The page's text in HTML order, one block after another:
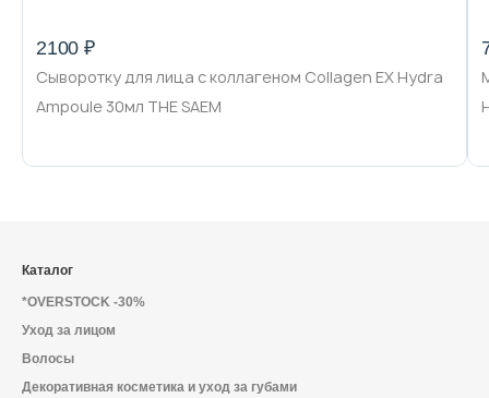
2100 ₽
Сыворотку для лица с коллагеном Collagen EX Hydra
Ampoule 30мл THE SAEM
Каталог
*OVERSTOCK -30%
Уход за лицом
Волосы
Декоративная косметика и уход за губами